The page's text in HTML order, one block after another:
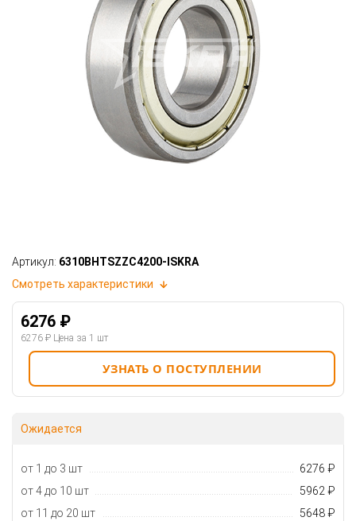
Артикул: 6310BHTSZZC4200-ISKRA
Смотреть характеристики
6276 ₽
6276 ₽ Цена за 1 шт
УЗНАТЬ О ПОСТУПЛЕНИИ
Ожидается
от 1 до 3 шт
6276 ₽
от 4 до 10 шт
5962 ₽
от 11 до 20 шт
5648 ₽